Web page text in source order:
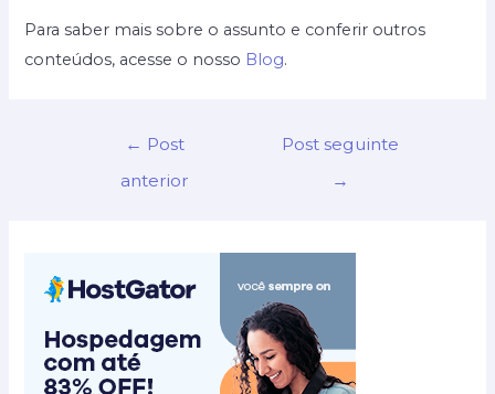
Para saber mais sobre o assunto e conferir outros
conteúdos, acesse o nosso Blog.
Navegação
← Post
anterior
Post seguinte
→